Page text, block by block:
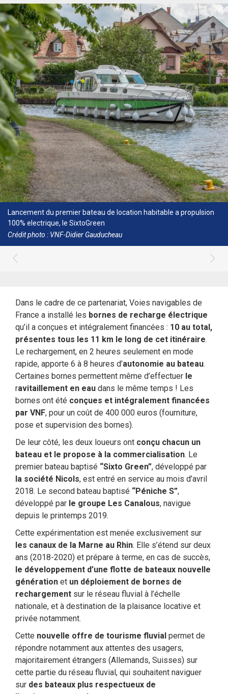
Lancement du premier bateau de location habitable a propulsion
100% electrique, le SixtoGreen
Crédit photo : VNF-Didier Gauducheau
Dans le cadre de ce partenariat, Voies navigables de
France a installé les bornes de recharge électrique
qu’il a conçues et intégralement financées : 10 au total,
présentes tous les 11 km le long de cet itinéraire.
Le rechargement, en 2 heures seulement en mode
rapide, apporte 6 à 8 heures d’autonomie au bateau.
Certaines bornes permettent même d’effectuer le
ravitaillement en eau dans le même temps ! Les
bornes ont été conçues et intégralement financées
par VNF, pour un coût de 400 000 euros (fourniture,
pose et supervision des bornes).
De leur côté, les deux loueurs ont conçu chacun un
bateau et le propose à la commercialisation. Le
premier bateau baptisé “Sixto Green”, développé par
la société Nicols, est entré en service au mois d’avril
2018. Le second bateau baptisé “Péniche S”,
développé par le groupe Les Canalous, navigue
depuis le printemps 2019.
Cette expérimentation est menée exclusivement sur
les canaux de la Marne au Rhin. Elle s’étend sur deux
ans (2018-2020) et prépare à terme, en cas de succès,
le développement d’une flotte de bateaux nouvelle
génération et un déploiement de bornes de
rechargement sur le réseau fluvial à l’échelle
nationale, et à destination de la plaisance locative et
privée notamment.
Cette nouvelle offre de tourisme fluvial permet de
répondre notamment aux attentes des usagers,
majoritairement étrangers (Allemands, Suisses) sur
cette partie du réseau fluvial, qui souhaitent naviguer
sur des bateaux plus respectueux de